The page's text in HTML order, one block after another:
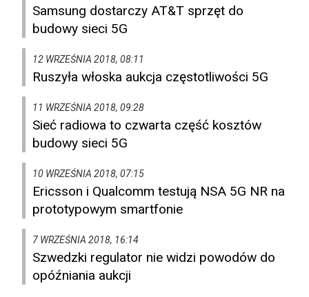
Samsung dostarczy AT&T sprzęt do
budowy sieci 5G
12 WRZEŚNIA 2018, 08:11
Ruszyła włoska aukcja częstotliwości 5G
11 WRZEŚNIA 2018, 09:28
Sieć radiowa to czwarta część kosztów
budowy sieci 5G
10 WRZEŚNIA 2018, 07:15
Ericsson i Qualcomm testują NSA 5G NR na
prototypowym smartfonie
7 WRZEŚNIA 2018, 16:14
Szwedzki regulator nie widzi powodów do
opóźniania aukcji